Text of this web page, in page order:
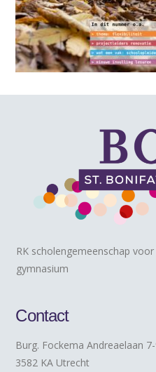
RK scholengemeenschap
gymnasium
Contact
Burg. Fockema Andreaelaan
3582 KA Utrecht